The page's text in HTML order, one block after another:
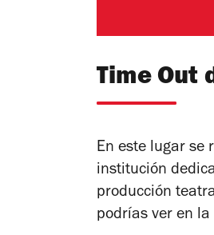
Time Out
En este lugar se
institución
producción
podrías ver en